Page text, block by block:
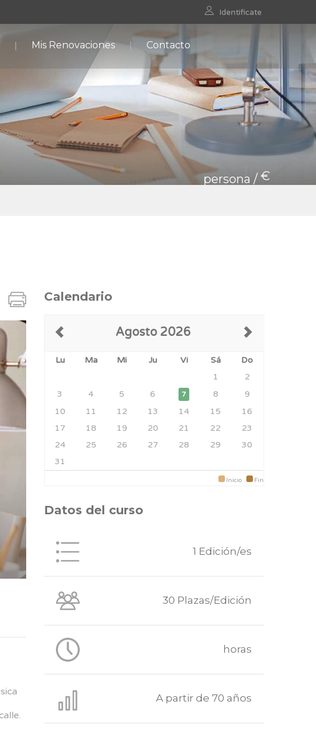
Identificate
Mis Renovaciones Contacto
persona / €
Calendario
Agosto 2026
Lu Ma Mi Ju Vi Sá
Do
1
2
3
4 5 6 7 8
9
10
11 12 13 14 15
16
17
18 19 20 21 22
23
24
25 26 27 28 29
30
31
Inicio Fin
Datos del curso
1 Edición/es
30 Plazas/Edición
horas
A partir de 70 años